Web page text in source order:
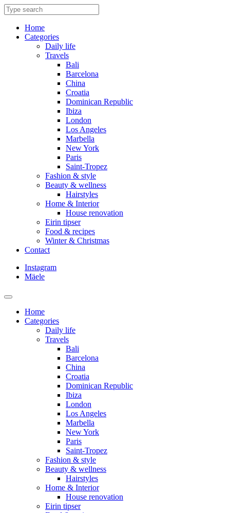
Skip
to
contentHome
Categories
Daily life
Travels
Bali
Barcelona
China
Croatia
Dominican Republic
Ibiza
London
Los Angeles
Marbella
New York
Paris
Saint-Tropez
Fashion & style
Beauty & wellness
Hairstyles
Home & Interior
House renovation
Eirin tipser
Food & recipes
Winter & Christmas
Contact
Instagram
Mäele
Home
Categories
Daily life
Travels
Bali
Barcelona
China
Croatia
Dominican Republic
Ibiza
London
Los Angeles
Marbella
New York
Paris
Saint-Tropez
Fashion & style
Beauty & wellness
Hairstyles
Home & Interior
House renovation
Eirin tipser